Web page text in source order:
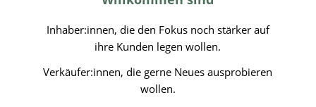
Inhaber:innen, die den Fokus noch stärker auf
ihre Kunden legen wollen.
Verkäufer:innen, die gerne Neues ausprobieren
wollen.